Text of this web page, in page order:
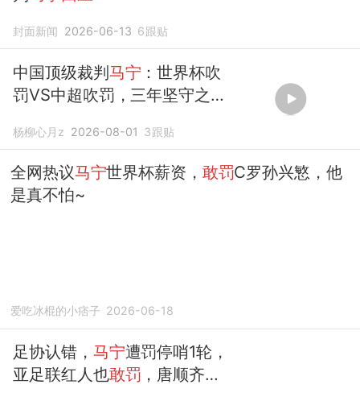
封面新闻 2026-06-13 6跟贴
中国顶级裁判马宁 ：世界杯吹
罚VS中超吹罚，三年坚守之谜
杨柳心月z 2026-08-01 3跟贴
全网热议马宁世界杯薪资， 敢罚C罗孙兴慜，他
是真不怕~
爱吃冰棍的小痞子 2026-06-18
足协认错， 马宁遭罚停哨1轮，
亚足联红人也敢罚 ，唐顺齐继